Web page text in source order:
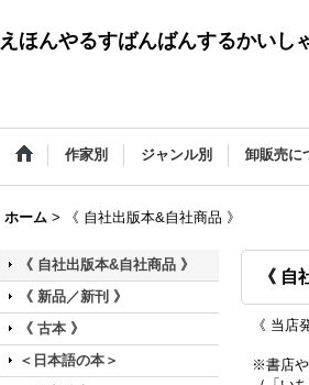
えほんやるすばんばんするかいし
作家別 ジャンル別 卸販売に
ホーム > 《 自社出版本&自社商品 》
《 自社出版本&自社商品 》
《 新品／新刊 》
《 古本 》
＜日本語の本＞
《 自
《 当店
※書店や